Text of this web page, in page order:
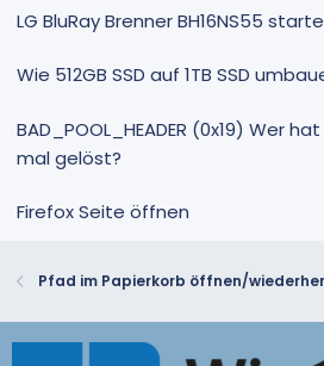
LG BluRay Brenner BH16NS55
Wie 512GB SSD auf 1TB SSD
BAD_POOL_HEADER (0x19) Wer
mal gelöst?
Firefox Seite öffnen
Pfad im Papierkorb öffnen/